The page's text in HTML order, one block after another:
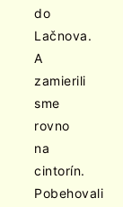
do
Lačnova.
A
zamierili
sme
rovno
na
cintorín.
Pobehovali